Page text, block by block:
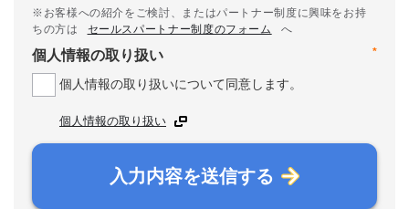
※お客様への紹介をご検討、またはパートナー制度に興味をお持
ちの方は
セールスパートナー制度のフォーム
へ
*
個人情報の取り扱い
個人情報の取り扱いについて同意します。
個人情報の取り扱い
入力内容を送信する